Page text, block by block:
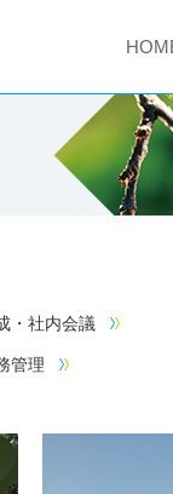
・社内会議
管理